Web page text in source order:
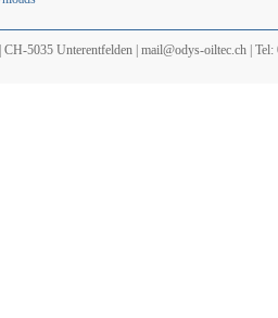
5035 Unterentfelden | mail@odys-oiltec.ch |